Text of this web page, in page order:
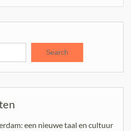
Search
een nieuwe taal en cultuur